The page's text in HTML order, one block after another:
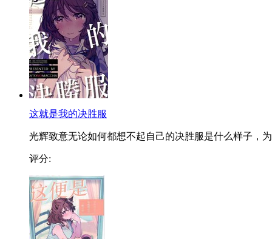
这就是我的决胜服
光辉致意无论如何都想不起自己的决胜服是什么样子，
评分: